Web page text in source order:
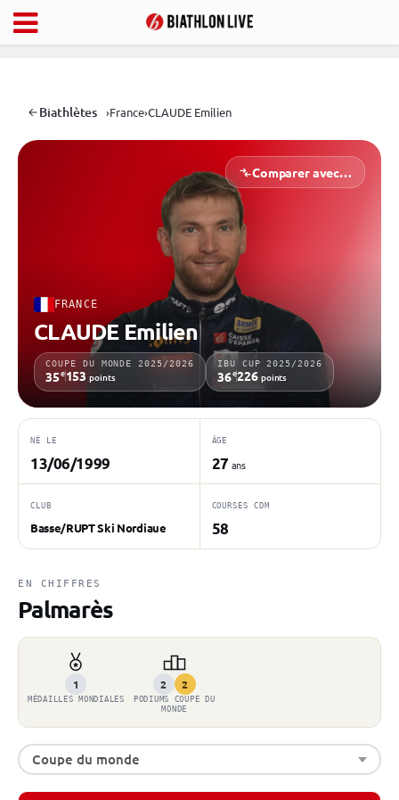
Biathlètes ›France›CLAUDE Emilien
FRANCE
CLAUDE Emilien
COUPE DU MONDE 2025/2026
35e153 points
IBU CUP 2025/2026
36e226 points
Comparer avec…
NÉ LE
13/06/1999
ÂGE
27 ans
CLUB
Basse/RUPT Ski Nordiaue
COURSES CDM
58
EN CHIFFRES
Palmarès
1
MÉDAILLES MONDIALES
2 2
PODIUMS COUPE DU
MONDE
Coupe du monde